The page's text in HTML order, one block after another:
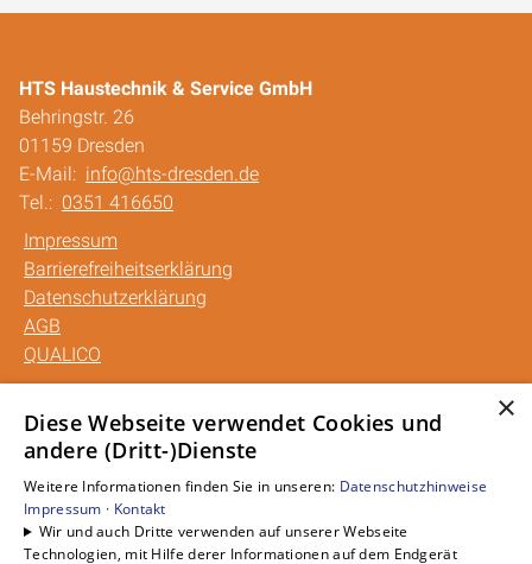
HTS Haustechnik & Service GmbH
Behringstr. 26
01159 Dresden
E-Mail: info@hts-dresden.de
Tel.: 0351 416650
Impressum
Barrierefreiheitserklärung
Datenschutzerklärung
AGB
QUALICO
Unsere Bereiche
Privatkunden
Gewerbekunden
Karriere
Unternehmen
×
Diese Webseite verwendet Cookies und
andere (Dritt-)Dienste
Weitere Informationen finden Sie in unseren: Datenschutzhinweise
Impressum · Kontakt
Wir und auch Dritte verwenden auf unserer Webseite
Technologien, mit Hilfe derer Informationen auf dem Endgerät